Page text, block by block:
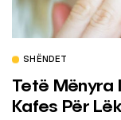
SHËNDET
Tetë Mënyra
Kafes Për